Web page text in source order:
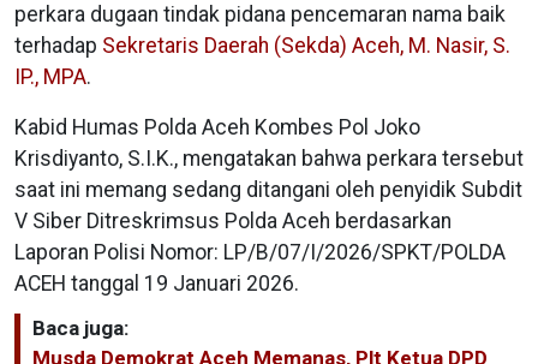
perkara dugaan tindak pidana pencemaran nama baik
terhadap Sekretaris Daerah (Sekda) Aceh, M. Nasir, S.
IP., MPA.
Kabid Humas Polda Aceh Kombes Pol Joko
Krisdiyanto, S.I.K., mengatakan bahwa perkara tersebut
saat ini memang sedang ditangani oleh penyidik Subdit
V Siber Ditreskrimsus Polda Aceh berdasarkan
Laporan Polisi Nomor: LP/B/07/I/2026/SPKT/POLDA
ACEH tanggal 19 Januari 2026.
Baca juga:
Musda Demokrat Aceh Memanas, Plt Ketua DPD